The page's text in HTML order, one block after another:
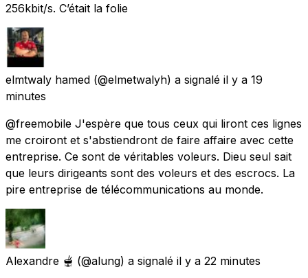
256kbit/s. C’était la folie
elmtwaly hamed (@elmetwalyh) a signalé il y a 19
minutes
@freemobile J'espère que tous ceux qui liront ces lignes
me croiront et s'abstiendront de faire affaire avec cette
entreprise. Ce sont de véritables voleurs. Dieu seul sait
que leurs dirigeants sont des voleurs et des escrocs. La
pire entreprise de télécommunications au monde.
Alexandre 🫕 (@alung) a signalé il y a 22 minutes